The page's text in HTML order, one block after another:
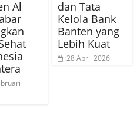
Al
dan Tata
Kelola Bank
Banten yang
Lebih Kuat
28 April 2026